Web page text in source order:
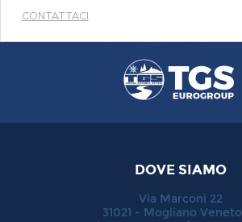
CONTATTACI
DOVE SIAMO
Via Marconi 22
31021 - Mogliano